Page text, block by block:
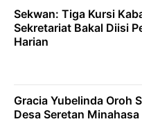
Sekwan: Tiga Kursi
Sekretariat Bakal Diisi
Harian
Gracia Yubelinda Oroh
Desa Seretan Minahasa